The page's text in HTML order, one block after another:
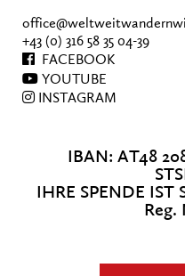
+43 (0) 316 58 35 04-39
FACEBOOK
YOUTUBE
INSTAGRAM
IBAN: AT48
IHRE SPENDE IST
Reg.